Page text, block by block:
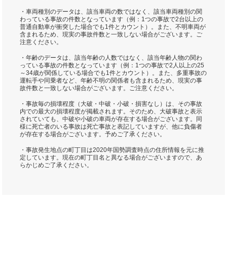
・車両種別のデータは、該当車両の数ではなく、該当車両種別の関
わっている事故の件数となっています（例：1つの事故で2台以上の
普通自動車が衝突した場合でも1件とカウント）。また、不明車両が
含まれるため、現実の事故件数と一致しない場合がございます。ご
注意ください。
・年齢のデータは、該当年齢の人数ではなく、該当年齢人物の関わ
っている事故の件数となっています（例：1つの事故で2人以上の25
～34歳が関係している場合でも1件とカウント）。また、多重事故の
運転手や同乗者など、年齢不明の関係者も含まれるため、現実の事
故件数と一致しない場合がございます。ご注意ください。
・事故毎の損壊程度（大破・中破・小破・損害なし）は、その事故
内での最大の損壊程度が掲載されます。そのため、大破事故と表示
されていても、中破や小破の車両が存在する場合がございます。同
様に死亡者のいる事故は死亡事故と表記していますが、他に負傷者
が存在する場合がございます。予めご了承ください。
・事故発生地点の町丁目は2020年国勢調査時点の住所情報を元に推
定しています。現在の町丁目名と異なる場合がございますので、あ
らかじめご了承ください。